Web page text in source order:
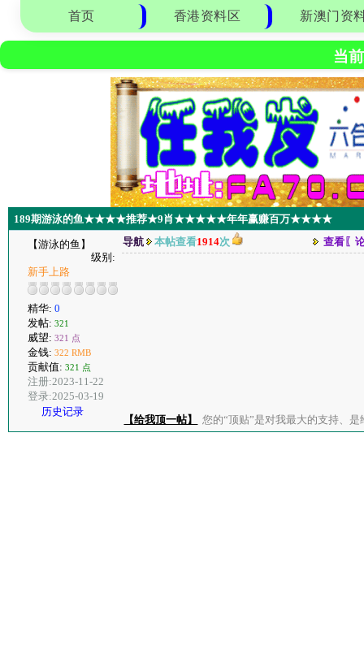
首页 香港资料区 新澳门资
当
189期游泳的鱼★★★★推荐★9肖★★★★★年年赢赚百万★★★★
【游泳的鱼】
级别:
新手上路
精华: 0
发帖: 321
威望: 321 点
金钱: 322 RMB
贡献值: 321 点
注册:2023-11-22
登录:2025-03-19
历史记录
导航 本帖查看1914次 查看〖
【给我顶一帖】 您的“顶贴”是对我最大的支持、